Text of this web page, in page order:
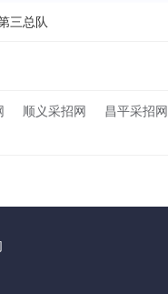
三总队
顺义采招网 昌平采招网